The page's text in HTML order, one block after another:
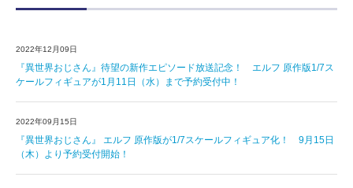
2022年12月09日
『異世界おじさん』待望の新作エピソード放送記念！ エルフ 原作版1/7ス
ケールフィギュアが1月11日（水）まで予約受付中！
2022年09月15日
『異世界おじさん』 エルフ 原作版が1/7スケールフィギュア化！ 9月15日
（木）より予約受付開始！